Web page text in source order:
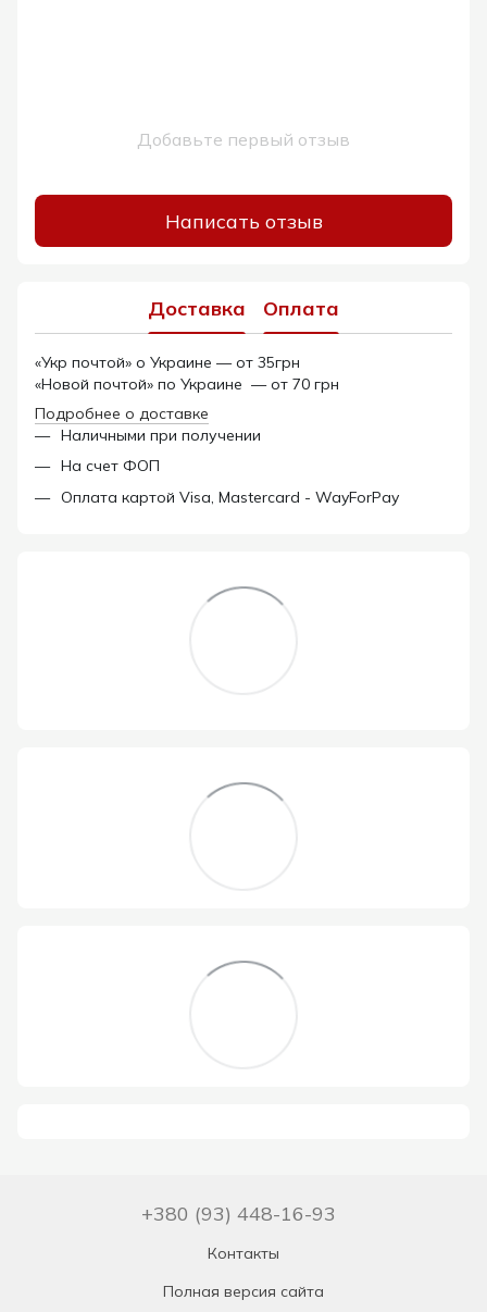
Добавьте первый отзыв
Написать отзыв
Доставка Оплата
«Укр почтой» о Украине — от 35грн
«Новой почтой» по Украине — от 70 грн
Подробнее о доставке
Наличными при получении
На счет ФОП
Оплата картой Visa, Mastercard - WayForPay
+380 (93) 448-16-93
Контакты
Полная версия сайта